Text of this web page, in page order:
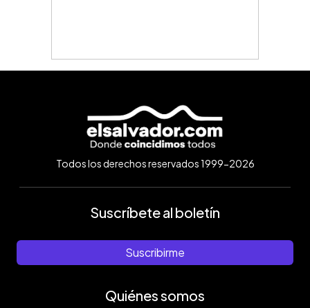
Todos los derechos reservados 1999-2026
Suscríbete al boletín
Suscribirme
Quiénes somos